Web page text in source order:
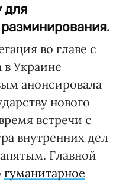
для
во главе с
Украине
анонсировала
нового
встречи с
внутренних дел
Главной
гуманитарное